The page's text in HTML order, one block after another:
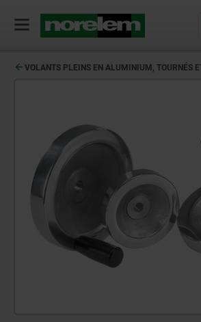
VOLANTS PLEINS EN ALUMINIUM, TOURNÉS